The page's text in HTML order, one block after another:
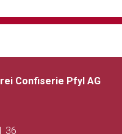
Confiserie Pfyl AG
36